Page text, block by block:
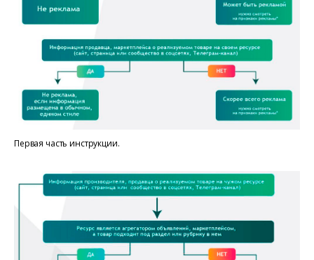
Первая часть инструкции.